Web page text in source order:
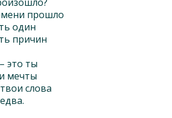
прошло
один
причин
это ты
мечты
слова